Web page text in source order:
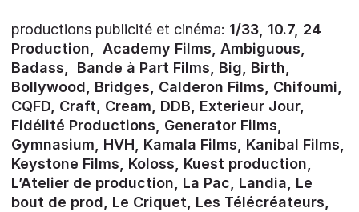
productions publicité et cinéma: 1/33, 10.7, 24
Production, Academy Films, Ambiguous,
Badass, Bande à Part Films, Big, Birth,
Bollywood, Bridges, Calderon Films, Chifoumi,
CQFD, Craft, Cream, DDB, Exterieur Jour,
Fidélité Productions, Generator Films,
Gymnasium, HVH, Kamala Films, Kanibal Films,
Keystone Films, Koloss, Kuest production,
L’Atelier de production, La Pac, Landia, Le
bout de prod, Le Criquet, Les Télécréateurs,